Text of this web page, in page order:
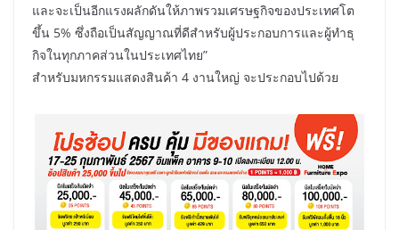
และจะเป็นอีกแรงผลักดันให้ภาพรวมเศรษฐกิจของประเทศโต
ขึ้น 5% ซึ่งถือเป็นสัญญาณที่ดีสำหรับผู้ประกอบการและผู้ทำธุ
กิจในทุกภาคส่วนในประเทศไทย”
​สำหรับมหกรรมแสดงสินค้า 4 งานใหญ่ จะประกอบไปด้วย